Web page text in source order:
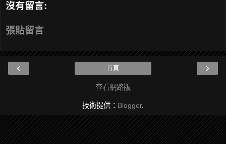
沒有留言:
張貼留言
‹ ›
首頁
查看網路版
技術提供： Blogger.